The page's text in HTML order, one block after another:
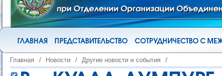
ГЛАВНАЯ ПРЕДСТАВИТЕЛЬСТВО СОТРУДНИЧЕСТВО С
Главная / Новости / Другие новости и события /